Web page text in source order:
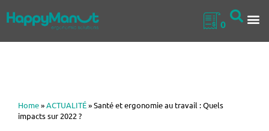
0
Home»ACTUALITÉ»Santé et ergonomie au travail : Quels
impacts sur 2022 ?